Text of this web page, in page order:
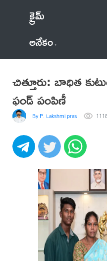
క్రైమ్
అనేకం
చిత్తూరు: బాధిత
ఫండ్ పంపిణీ
By P. Lakshmi prasad